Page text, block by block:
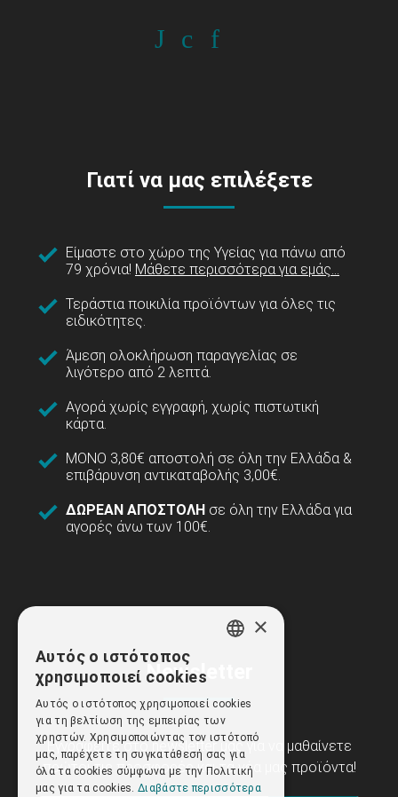
Γιατί να μας επιλέξετε
Είμαστε στο χώρο της Υγείας για πάνω από
79 χρόνια! Μάθετε περισσότερα για εμάς...
Τεράστια ποικιλία προϊόντων για όλες τις
ειδικότητες.
Άμεση ολοκλήρωση παραγγελίας σε
λιγότερο από 2 λεπτά.
Αγορά χωρίς εγγραφή, χωρίς πιστωτική
κάρτα.
ΜΟΝΟ 3,80€ αποστολή σε όλη την Ελλάδα &
επιβάρυνση αντικαταβολής 3,00€.
ΔΩΡΕΑΝ ΑΠΟΣΤΟΛΗ σε όλη την Ελλάδα για
αγορές άνω των 100€.
Newsletter
Εγγραφείτε στο newsletter μας για να μαθαίνετε
πρώτοι τις προσφορές και τα νέα μας προϊόντα!
×
Αυτός ο ιστότοπος
χρησιμοποιεί cookies
Αυτός ο ιστότοπος χρησιμοποιεί cookies
για τη βελτίωση της εμπειρίας των
χρηστών. Χρησιμοποιώντας τον ιστότοπό
μας, παρέχετε τη συγκατάθεσή σας για
όλα τα cookies σύμφωνα με την Πολιτική
μας για τα cookies. Διαβάστε περισσότερα